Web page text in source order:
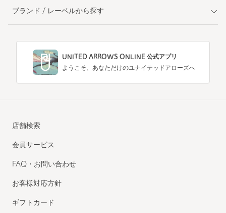
ブランド / レーベルから探す
UNITED ARROWS ONLINE 公式アプリ
ようこそ、あなただけのユナイテッドアローズへ
店舗検索
会員サービス
FAQ・お問い合わせ
お客様対応方針
ギフトカード